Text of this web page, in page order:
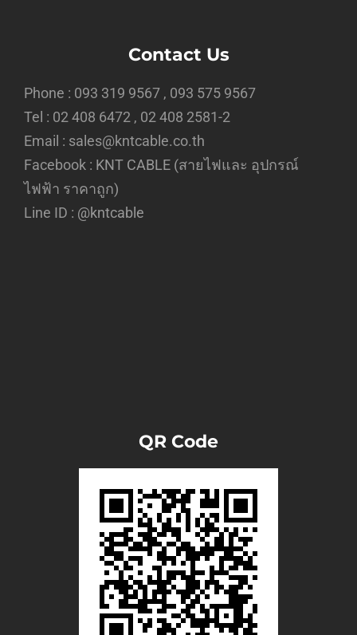
Contact Us
Phone : 093 319 9567 , 093 575 9567
Tel : 02 408 6472 , 02 408 2581-2
Email : sales@kntcable.co.th
Facebook : KNT CABLE (สายไฟและ อุปกรณ์
ไฟฟ้า ราคาถูก)
Line ID : @kntcable
QR Code